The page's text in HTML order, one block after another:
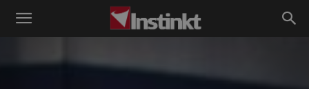
Instinkt